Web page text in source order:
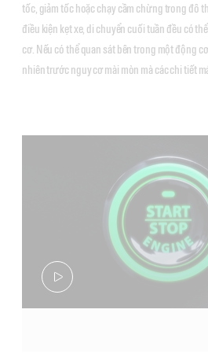
tốc, giảm tốc hoặc chạy cầm chừng trong đô
điều kiện kẹt xe, di chuyển cuối tuần đều có
cơ. Nếu có thể quan sát bên trong một động
nhiên trước nguy cơ mài mòn mà các chi tiết